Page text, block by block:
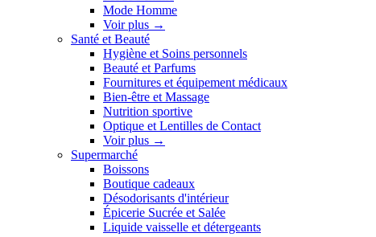
Mode Homme
Voir plus →
Santé et Beauté
Hygiène et Soins personnels
Beauté et Parfums
Fournitures et équipement médicaux
Bien-être et Massage
Nutrition sportive
Optique et Lentilles de Contact
Voir plus →
Supermarché
Boissons
Boutique cadeaux
Désodorisants d'intérieur
Épicerie Sucrée et Salée
Liquide vaisselle et détergeants